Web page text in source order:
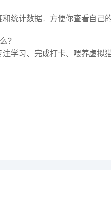
统计数据，方便你查看自己的
？
学习、完成打卡、喂养虚拟